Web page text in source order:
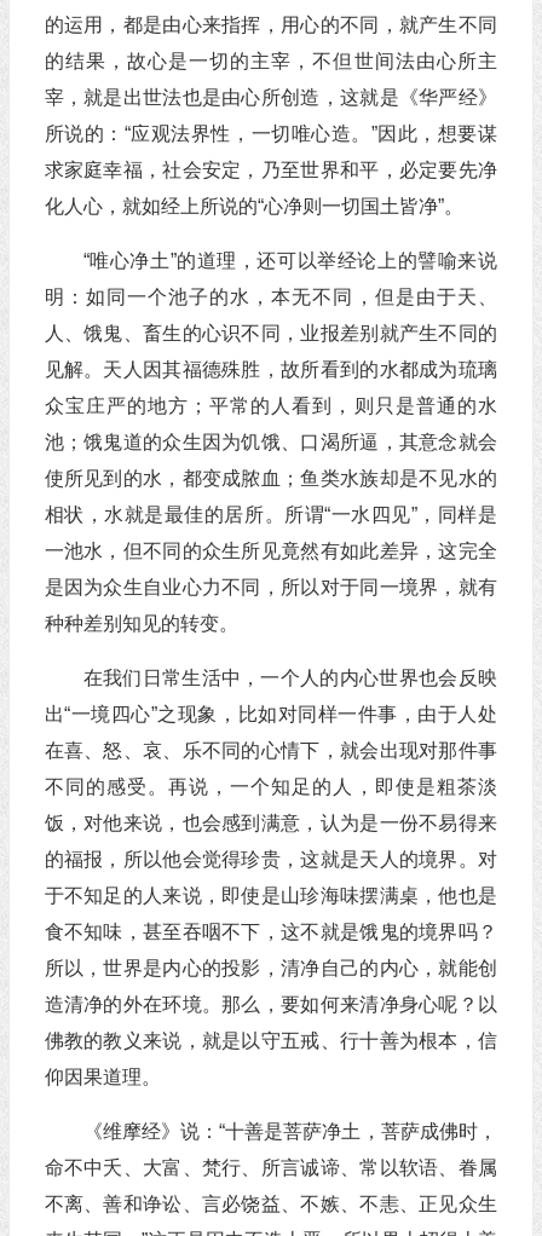
的运用，都是由心来指挥，用心的不同，就产生不同
的结果，故心是一切的主宰，不但世间法由心所主
宰，就是出世法也是由心所创造，这就是《华严经》
所说的：“应观法界性，一切唯心造。”因此，想要谋
求家庭幸福，社会安定，乃至世界和平，必定要先净
化人心，就如经上所说的“心净则一切国土皆净”。
“唯心净土”的道理，还可以举经论上的譬喻来说
明：如同一个池子的水，本无不同，但是由于天、
人、饿鬼、畜生的心识不同，业报差别就产生不同的
见解。天人因其福德殊胜，故所看到的水都成为琉璃
众宝庄严的地方；平常的人看到，则只是普通的水
池；饿鬼道的众生因为饥饿、口渴所逼，其意念就会
使所见到的水，都变成脓血；鱼类水族却是不见水的
相状，水就是最佳的居所。所谓“一水四见”，同样是
一池水，但不同的众生所见竟然有如此差异，这完全
是因为众生自业心力不同，所以对于同一境界，就有
种种差别知见的转变。
在我们日常生活中，一个人的内心世界也会反映
出“一境四心”之现象，比如对同样一件事，由于人处
在喜、怒、哀、乐不同的心情下，就会出现对那件事
不同的感受。再说，一个知足的人，即使是粗茶淡
饭，对他来说，也会感到满意，认为是一份不易得来
的福报，所以他会觉得珍贵，这就是天人的境界。对
于不知足的人来说，即使是山珍海味摆满桌，他也是
食不知味，甚至吞咽不下，这不就是饿鬼的境界吗？
所以，世界是内心的投影，清净自己的内心，就能创
造清净的外在环境。那么，要如何来清净身心呢？以
佛教的教义来说，就是以守五戒、行十善为根本，信
仰因果道理。
《维摩经》说：“十善是菩萨净土，菩萨成佛时，
命不中夭、大富、梵行、所言诚谛、常以软语、眷属
不离、善和诤讼、言必饶益、不嫉、不恚、正见众生